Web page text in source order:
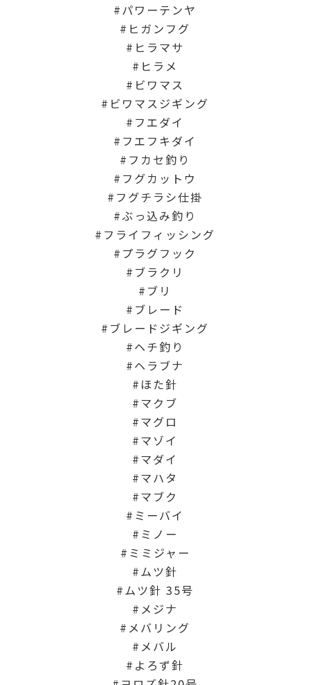
パワーテンヤ
ヒガンフグ
ヒラマサ
ヒラメ
ビワマス
ビワマスジギング
フエダイ
フエフキダイ
フカセ釣り
フグカットウ
フグチラシ仕掛
ぶっ込み釣り
フライフィッシング
プラグフック
ブラクリ
ブリ
ブレード
ブレードジギング
ヘチ釣り
ヘラブナ
ほた針
マクブ
マグロ
マゾイ
マダイ
マハタ
マブク
ミーバイ
ミノー
ミミジャー
ムツ針
ムツ針 35号
メジナ
メバリング
メバル
よろず針